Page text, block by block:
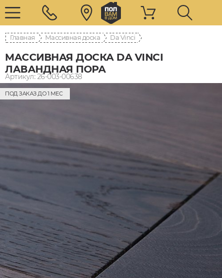
Главная Массивная доска Da Vinci
МАССИВНАЯ ДОСКА DA VINCI
ЛАВАНДНАЯ ПОРА
Артикул: 26-003-00638
ПОД ЗАКАЗ ДО 1 МЕС